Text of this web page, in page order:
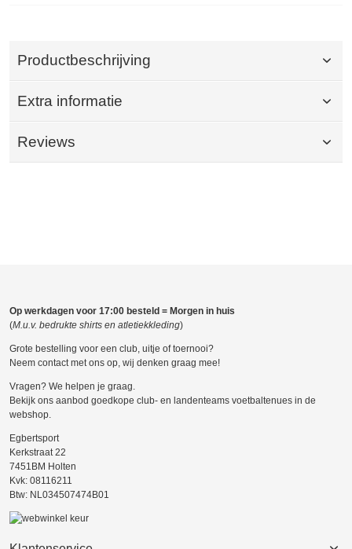
Productbeschrijving
Extra informatie
Reviews
Op werkdagen voor 17:00 besteld = Morgen in huis
(M.u.v. bedrukte shirts en atletiekkleding)
Grote bestelling voor een club, uitje of toernooi?
Neem contact met ons op, wij denken graag mee!
Vragen? We helpen je graag.
Bekijk ons aanbod goedkope club- en landenteams voetbaltenues in de
webshop.
Egbertsport
Kerkstraat 22
7451BM Holten
Kvk: 08116211
Btw: NL034507474B01